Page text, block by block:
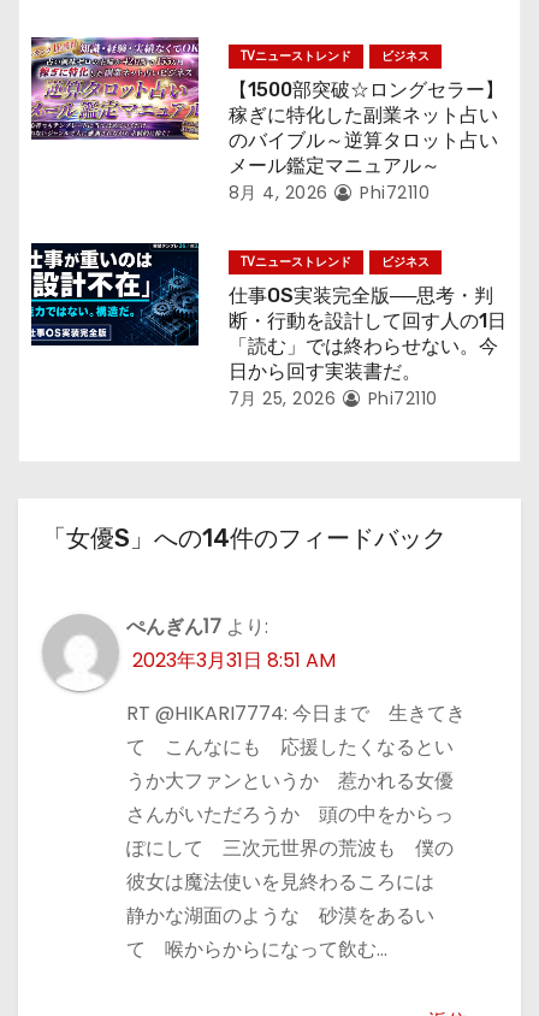
TVニューストレンド ビジネス
【1500部突破☆ロングセラー】
稼ぎに特化した副業ネット占い
のバイブル～逆算タロット占い
メール鑑定マニュアル～
8月 4, 2026 Phi72110
TVニューストレンド ビジネス
仕事OS実装完全版──思考・判
断・行動を設計して回す人の1日
「読む」では終わらせない。今
日から回す実装書だ。
7月 25, 2026 Phi72110
「女優S」への14件のフィードバック
ぺんぎん17 より:
2023年3月31日 8:51 AM
RT @HIKARI7774: 今日まで 生きてき
て こんなにも 応援したくなるとい
うか大ファンというか 惹かれる女優
さんがいただろうか 頭の中をからっ
ぽにして 三次元世界の荒波も 僕の
彼女は魔法使いを見終わるころには
静かな湖面のような 砂漠をあるい
て 喉からからになって飲む…